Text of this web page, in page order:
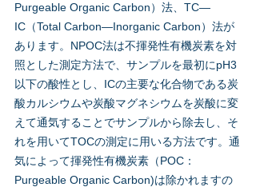
Purgeable Organic Carbon）法、TC—
IC（Total Carbon—Inorganic Carbon）法が
あります。NPOC法は不揮発性有機炭素を対
照とした測定方法で、サンプルを最初にpH3
以下の酸性とし、ICの主要な化合物である炭
酸カルシウムや炭酸マグネシウムを炭酸に変
えて通気することでサンプルから除去し、そ
れを用いてTOCの測定に用いる方法です。通
気によって揮発性有機炭素（POC：
Purgeable Organic Carbon)は除かれますの